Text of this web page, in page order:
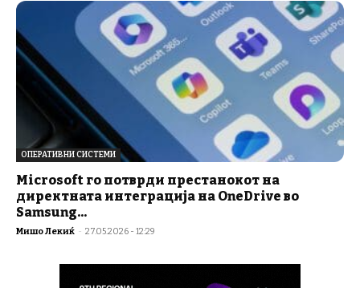
ОПЕРАТИВНИ СИСТЕМИ
Microsoft го потврди престанокот на
директната интеграција на OneDrive во
Samsung...
Мишо Лекиќ - 27.05.2026 - 12:29